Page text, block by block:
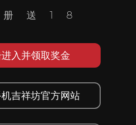
册送18
入并领取奖金
吉祥坊官方网站